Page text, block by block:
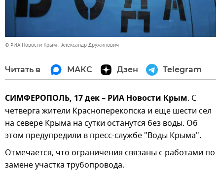
© РИА Новости Крым . Александр Дружинович
Читать в МАКС Дзен Telegram
СИМФЕРОПОЛЬ, 17 дек – РИА Новости Крым. С
четверга жители Красноперекопска и еще шести сел
на севере Крыма на сутки останутся без воды. Об
этом предупредили в пресс-службе "Воды Крыма".
Отмечается, что ограничения связаны с работами по
замене участка трубопровода.